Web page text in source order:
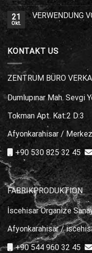
21
Okt.
VERWENDUNG
KONTAKT US
ZENTRUM BÜRO
Dumlupınar Mah. Sevgi
Tokman Apt. Kat:2 D:3
Afyonkarahisar /
+90 530 825 32 45
FABRIKPRODUKTION
İscehisar Organize
Afyonkarahisar /
+90 544 960 32 45